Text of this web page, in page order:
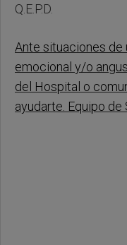
Q.E.P.D.
Ante situaciones de
emocional y/o
del Hospital o
ayudarte. Equipo de